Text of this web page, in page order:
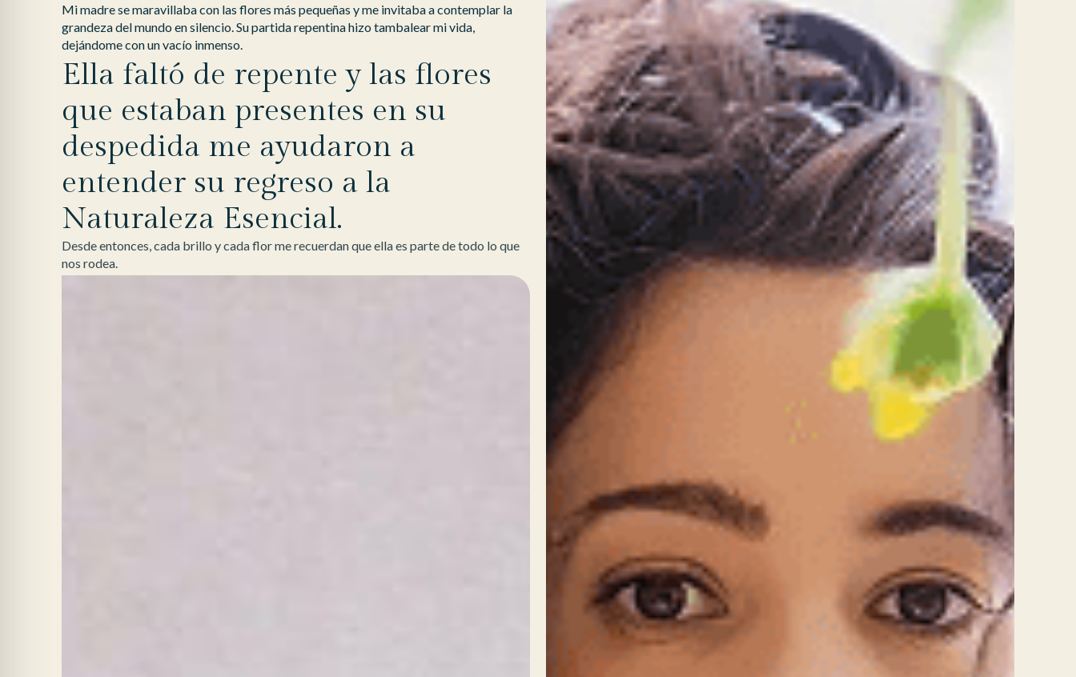
Mi madre se maravillaba con las flores más pequeñas y me invitaba a contemplar la
grandeza del mundo en silencio. Su partida repentina hizo tambalear mi vida,
dejándome con un vacío inmenso.
Ella faltó de repente y las flores
que estaban presentes en su
despedida me ayudaron a
entender su regreso a la
Naturaleza Esencial.
Desde entonces, cada brillo y cada flor me recuerdan que ella es parte de todo lo que
nos rodea.